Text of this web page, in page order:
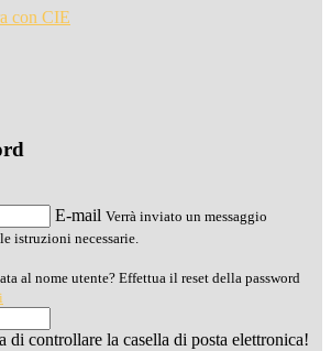
con CIE
E-mail Verrà inviato un messaggio
istruzioni necessarie.
al nome utente? Effettua il reset della password
di controllare la casella di posta elettronica!